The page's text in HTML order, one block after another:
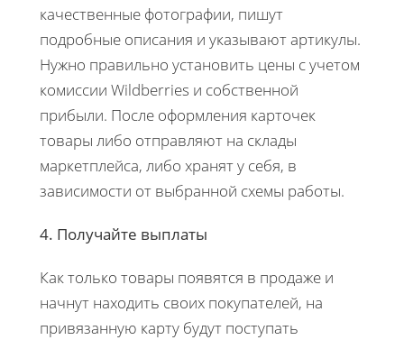
качественные фотографии, пишут
подробные описания и указывают артикулы.
Нужно правильно установить цены с учетом
комиссии Wildberries и собственной
прибыли. После оформления карточек
товары либо отправляют на склады
маркетплейса, либо хранят у себя, в
зависимости от выбранной схемы работы.
4. Получайте выплаты
Как только товары появятся в продаже и
начнут находить своих покупателей, на
привязанную карту будут поступать